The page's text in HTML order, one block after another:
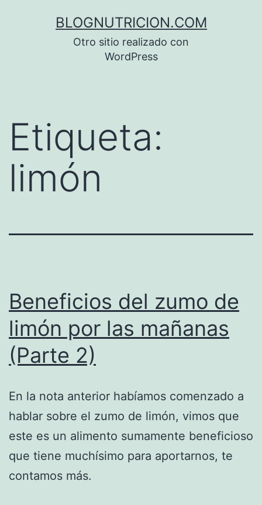
BLOGNUTRICION.COM
Otro sitio realizado con
WordPress
Etiqueta:
limón
Beneficios del zumo de
limón por las mañanas
(Parte 2)
En la nota anterior habíamos comenzado a
hablar sobre el zumo de limón, vimos que
este es un alimento sumamente beneficioso
que tiene muchísimo para aportarnos, te
contamos más.